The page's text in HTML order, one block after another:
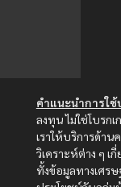
คำแนะนำการใช้
ลงทุน ไม่ใช่โบรก
เราให้บริการด้าน
วิเคราะห์ต่าง ๆ เ
ทั้งข้อมูลทางเศร